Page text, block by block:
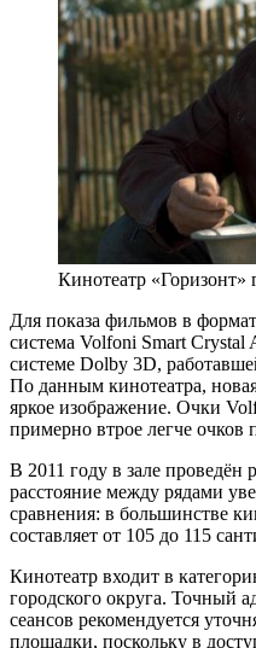
Кинотеатр «Горизонт»
Для показа фильмов в
система Volfoni Smart
системе Dolby 3D,
По данным кинотеатра,
яркое изображение. Очки
примерно втрое легче
В 2011 году в зале проведён
расстояние между рядами
сравнения: в большинстве
составляет от 105 до 115
Кинотеатр входит в
городского округа. Точный
сеансов рекомендуется
площадки, поскольку в